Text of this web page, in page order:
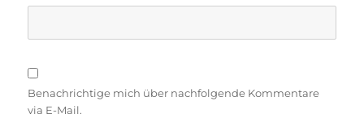
Benachrichtige mich über nachfolgende Kommentare
via E-Mail.